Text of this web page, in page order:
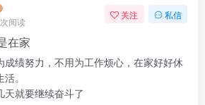
阅读
关注 私信
在家
成绩努力，不用为工作烦心，在家好好休
。
天就要继续奋斗了